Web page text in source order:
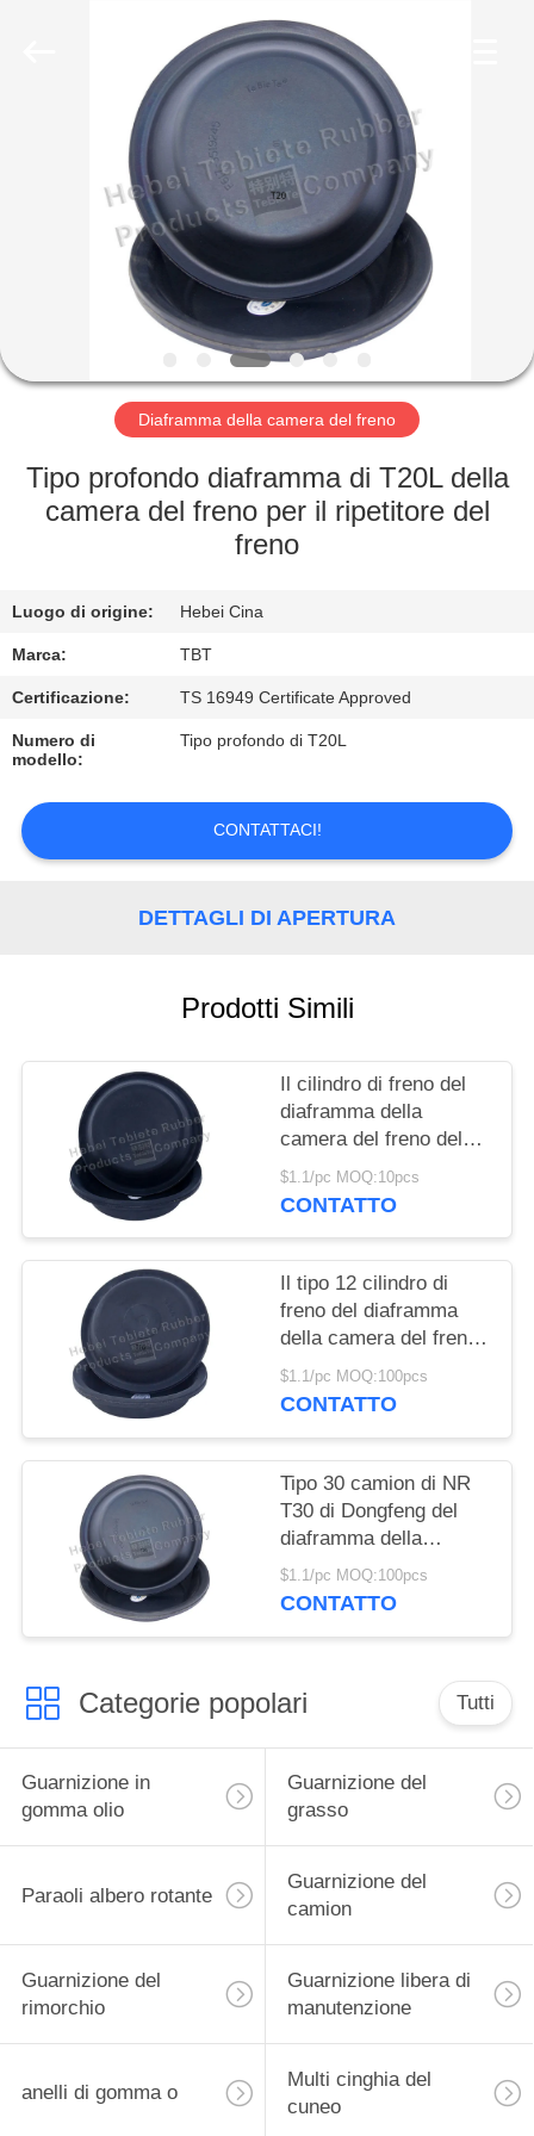
PRODOTTI
GIRO
FABBRICA
QUALITÀ
CONTATTICI
NOTIZIE
CASI
Diaframma della camera del freno
Tipo profondo diaframma di T20L della
camera del freno per il ripetitore del
freno
Luogo di origine: Hebei Cina
Marca: TBT
Certificazione: TS 16949 Certificate Approved
Numero di
modello:
Tipo profondo di T20L
CONTATTACI!
DETTAGLI DI APERTURA
Prodotti Simili
Il cilindro di freno del
diaframma della
camera del freno del
rimorchio del camion
T30 foggia a coppa il
$1.1/pc MOQ:10pcs
CONTATTO
Il tipo 12 cilindro di
freno del diaframma
della camera del freno
aerodinamico foggia a
coppa la progettazione
$1.1/pc MOQ:100pcs
CONTATTO
Tipo 30 camion di NR
T30 di Dongfeng del
diaframma della
camera del freno
$1.1/pc MOQ:100pcs
CONTATTO
Categorie popolari Tutti
Guarnizione in
gomma olio
Guarnizione del
grasso
Paraoli albero rotante
Guarnizione del
camion
Guarnizione del
rimorchio
Guarnizione libera di
manutenzione
anelli di gomma o
Multi cinghia del
cuneo